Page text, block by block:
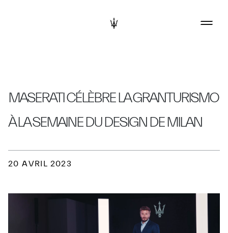
MASERATI CÉLÈBRE LA GRANTURISMO
À LA SEMAINE DU DESIGN DE MILAN
20 AVRIL 2023